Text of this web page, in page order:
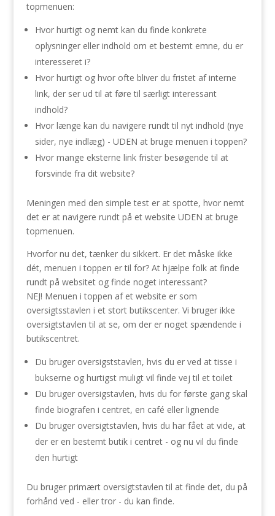
topmenuen:
Hvor hurtigt og nemt kan du finde konkrete
oplysninger eller indhold om et bestemt emne, du er
interesseret i?
Hvor hurtigt og hvor ofte bliver du fristet af interne
link, der ser ud til at føre til særligt interessant
indhold?
Hvor længe kan du navigere rundt til nyt indhold (nye
sider, nye indlæg) - UDEN at bruge menuen i toppen?
Hvor mange eksterne link frister besøgende til at
forsvinde fra dit website?
Meningen med den simple test er at spotte, hvor nemt
det er at navigere rundt på et website UDEN at bruge
topmenuen.
Hvorfor nu det, tænker du sikkert. Er det måske ikke
dét, menuen i toppen er til for? At hjælpe folk at finde
rundt på websitet og finde noget interessant?
NEJ! Menuen i toppen af et website er som
oversigtsstavlen i et stort butikscenter. Vi bruger ikke
oversigtstavlen til at se, om der er noget spændende i
butikscentret.
Du bruger oversigststavlen, hvis du er ved at tisse i
bukserne og hurtigst muligt vil finde vej til et toilet
Du bruger oversigstavlen, hvis du for første gang skal
finde biografen i centret, en café eller lignende
Du bruger oversigtstavlen, hvis du har fået at vide, at
der er en bestemt butik i centret - og nu vil du finde
den hurtigt
Du bruger primært oversigtstavlen til at finde det, du på
forhånd ved - eller tror - du kan finde.